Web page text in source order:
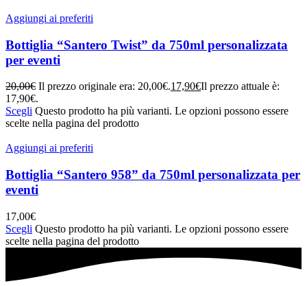
Aggiungi ai preferiti
Bottiglia “Santero Twist” da 750ml personalizzata
per eventi
20,00€ Il prezzo originale era: 20,00€.17,90€Il prezzo attuale è:
17,90€.
Scegli Questo prodotto ha più varianti. Le opzioni possono essere
scelte nella pagina del prodotto
Aggiungi ai preferiti
Bottiglia “Santero 958” da 750ml personalizzata per
eventi
17,00€
Scegli Questo prodotto ha più varianti. Le opzioni possono essere
scelte nella pagina del prodotto